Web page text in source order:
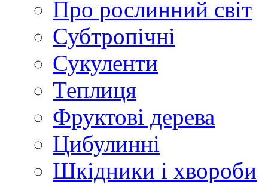
Про рослинний світ
Субтропічні
Сукуленти
Теплиця
Фруктові дерева
Цибулинні
Шкідники і хвороби